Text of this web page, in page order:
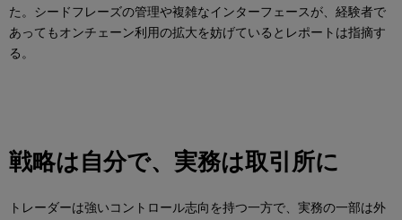
た。シードフレーズの管理や複雑なインターフェースが、経験者で
あってもオンチェーン利用の拡大を妨げているとレポートは指摘す
る。
戦略は自分で、実務は取引所に
トレーダーは強いコントロール志向を持つ一方で、実務の一部は外